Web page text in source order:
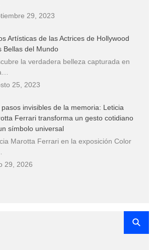
29, 2023
Artísticas de las Actrices de Hollywood
Bellas del Mundo
la verdadera belleza capturada en
25, 2023
pasos invisibles de la memoria: Leticia
Ferrari transforma un gesto cotidiano
símbolo universal
Marotta Ferrari en la exposición Color
29, 2026